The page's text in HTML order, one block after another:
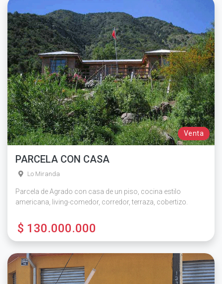
Venta
PARCELA CON CASA
Lo Miranda
Parcela de Agrado con casa de un piso, cocina estilo
americana, living-comedor, corredor, terraza, cobertizo.
$ 130.000.000